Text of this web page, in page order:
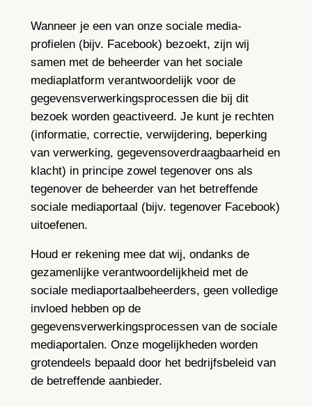
Wanneer je een van onze sociale media-
profielen (bijv. Facebook) bezoekt, zijn wij
samen met de beheerder van het sociale
mediaplatform verantwoordelijk voor de
gegevensverwerkingsprocessen die bij dit
bezoek worden geactiveerd. Je kunt je rechten
(informatie, correctie, verwijdering, beperking
van verwerking, gegevensoverdraagbaarheid en
klacht) in principe zowel tegenover ons als
tegenover de beheerder van het betreffende
sociale mediaportaal (bijv. tegenover Facebook)
uitoefenen.
Houd er rekening mee dat wij, ondanks de
gezamenlijke verantwoordelijkheid met de
sociale mediaportaalbeheerders, geen volledige
invloed hebben op de
gegevensverwerkingsprocessen van de sociale
mediaportalen. Onze mogelijkheden worden
grotendeels bepaald door het bedrijfsbeleid van
de betreffende aanbieder.